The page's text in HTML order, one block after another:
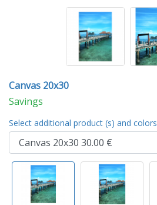
Canvas 20x30
Savings
Select additional product (s) and colors